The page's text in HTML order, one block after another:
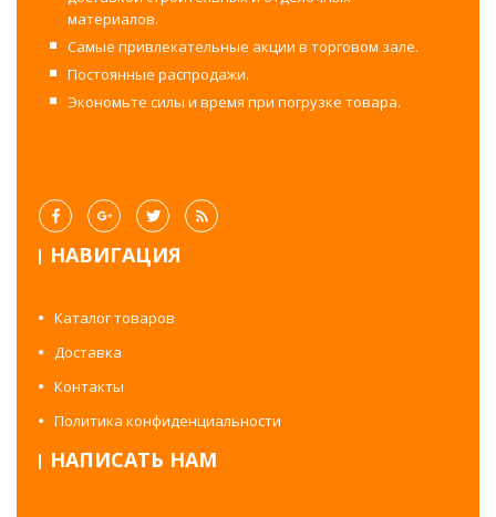
материалов.
Самые привлекательные акции в торговом зале.
Постоянные распродажи.
Экономьте силы и время при погрузке товара.
НАВИГАЦИЯ
Каталог товаров
Доставка
Контакты
Политика конфиденциальности
НАПИСАТЬ НАМ